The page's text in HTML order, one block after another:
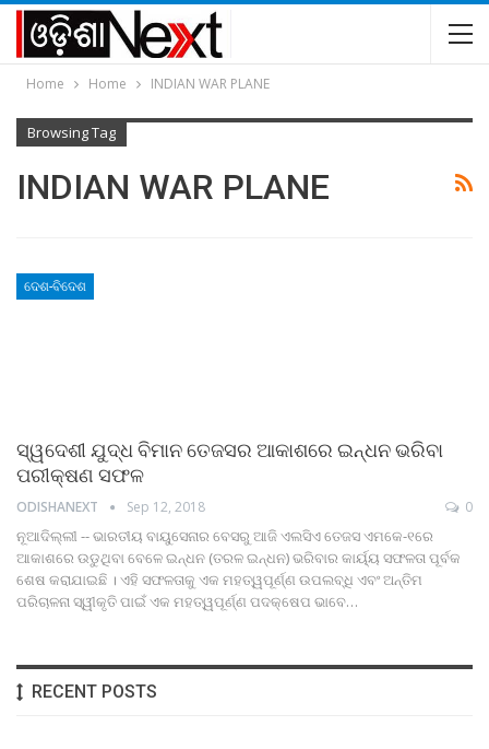
Home Home INDIAN WAR PLANE
Browsing Tag
INDIAN WAR PLANE
ଦେଶ-ବିଦେଶ
ସ୍ୱଦେଶୀ ଯୁଦ୍ଧ ବିମାନ ତେଜସର ଆକାଶରେ ଇନ୍ଧନ ଭରିବା
ପରୀକ୍ଷଣ ସଫଳ
ODISHANEXT Sep 12, 2018 0
ନୂଆଦିଲ୍ଲୀ -- ଭାରତୀୟ ବାୟୁସେନାର ବେସରୁ ଆଜି ଏଲସିଏ ତେଜସ ଏମକେ-୧ରେ
ଆକାଶରେ ଉଡୁଥିବା ବେଳେ ଇନ୍ଧନ (ତରଳ ଇନ୍ଧନ) ଭରିବାର କାର୍ୟ୍ୟ ସଫଳତା ପୂର୍ବକ
ଶେଷ କରାଯାଇଛି । ଏହି ସଫଳତାକୁ ଏକ ମହତ୍ୱପୂର୍ଣ୍ଣ ଉପଲବ୍ଧି ଏବଂ ଅନ୍ତିମ
ପରିଚାଳନା ସ୍ୱୀକୃତି ପାଇଁ ଏକ ମହତ୍ୱପୂର୍ଣ୍ଣ ପଦକ୍ଷେପ ଭାବେ…
RECENT POSTS